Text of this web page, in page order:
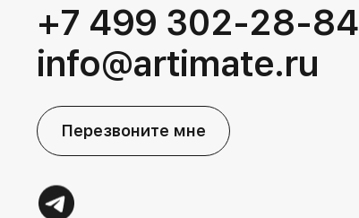
+7 499 302-28-84
info@artimate.ru
Перезвоните мне